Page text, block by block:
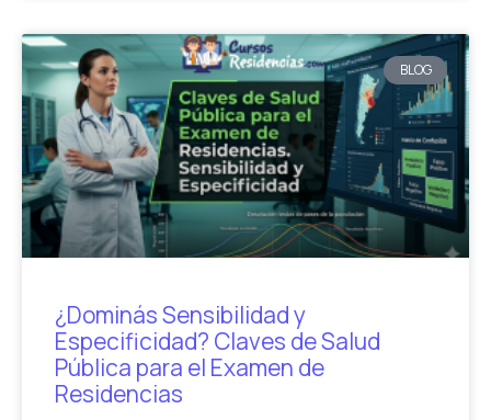
BLOG
¿Dominás Sensibilidad y
Especificidad? Claves de Salud
Pública para el Examen de
Residencias